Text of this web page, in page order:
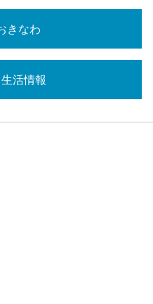
きなわ
活情報